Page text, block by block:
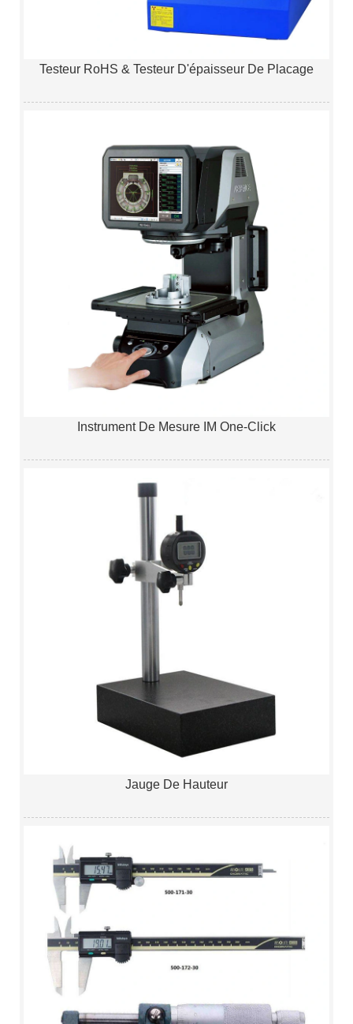
Testeur RoHS & Testeur D'épaisseur De Placage
Instrument De Mesure IM One-Click
Jauge De Hauteur